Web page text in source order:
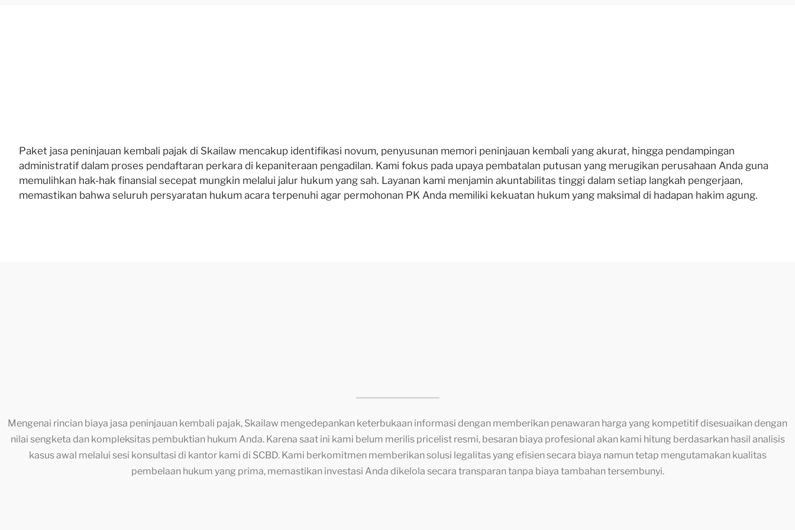
Paket jasa peninjauan kembali pajak di Skailaw mencakup identifikasi novum, penyusunan memori peninjauan kembali yang akurat, hingga pendampingan
administratif dalam proses pendaftaran perkara di kepaniteraan pengadilan. Kami fokus pada upaya pembatalan putusan yang merugikan perusahaan Anda guna
memulihkan hak-hak finansial secepat mungkin melalui jalur hukum yang sah. Layanan kami menjamin akuntabilitas tinggi dalam setiap langkah pengerjaan,
memastikan bahwa seluruh persyaratan hukum acara terpenuhi agar permohonan PK Anda memiliki kekuatan hukum yang maksimal di hadapan hakim agung.
Mengenai rincian biaya jasa peninjauan kembali pajak, Skailaw mengedepankan keterbukaan informasi dengan memberikan penawaran harga yang kompetitif disesuaikan dengan
nilai sengketa dan kompleksitas pembuktian hukum Anda. Karena saat ini kami belum merilis pricelist resmi, besaran biaya profesional akan kami hitung berdasarkan hasil analisis
kasus awal melalui sesi konsultasi di kantor kami di SCBD. Kami berkomitmen memberikan solusi legalitas yang efisien secara biaya namun tetap mengutamakan kualitas
pembelaan hukum yang prima, memastikan investasi Anda dikelola secara transparan tanpa biaya tambahan tersembunyi.